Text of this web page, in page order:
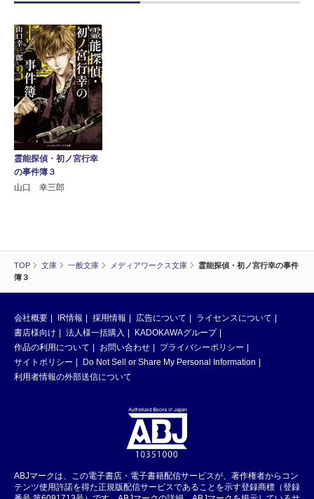
TOP 文庫 一般文庫 メディアワークス文庫
霊能探偵・初ノ宮行幸の事件
簿３
霊能探偵・初ノ宮行幸
の事件簿３
山口 幸三郎
会社概要 IR情報 採用情報 広告について
ライセンスについて
書店様向け
法人様一括購入
KADOKAWAグループ
作品の利用について
お問い合わせ
プライバシーポリシー
サイトポリシー
Do Not Sell or Share My Personal Information
利用者情報の外部送信について
ABJマークは、この電子書店・電子書籍配信サービスが、著作権者からコン
テンツ使用許諾を得た正規版配信サービスであることを示す登録商標（登録